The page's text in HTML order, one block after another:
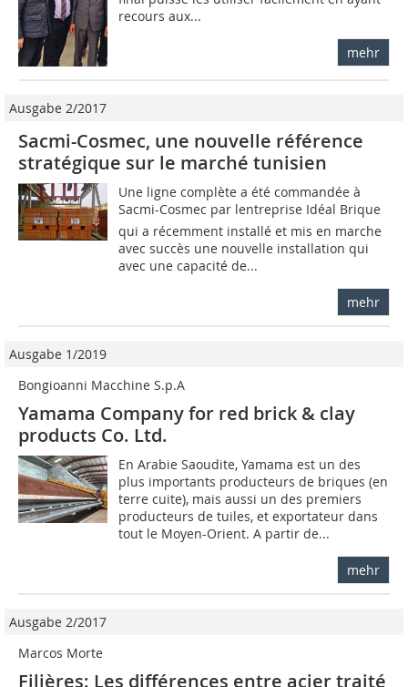
recours aux...
mehr
Ausgabe 2/2017
Sacmi-Cosmec, une nouvelle référence
stratégique sur le marché tunisien
Une ligne complète a été commandée à
Sacmi-Cosmec par lentreprise Idéal Brique
qui a récemment installé et mis en marche
avec succès une nouvelle installation qui
avec une capacité de...
mehr
Ausgabe 1/2019
Bongioanni Macchine S.p.A
Yamama Company for red brick & clay
products Co. Ltd.
En Arabie Saoudite, Yamama est un des
plus importants producteurs de briques (en
terre cuite), mais aussi un des premiers
producteurs de tuiles, et exportateur dans
tout le Moyen-Orient. A partir de...
mehr
Ausgabe 2/2017
Marcos Morte
Filières: Les différences entre acier traité